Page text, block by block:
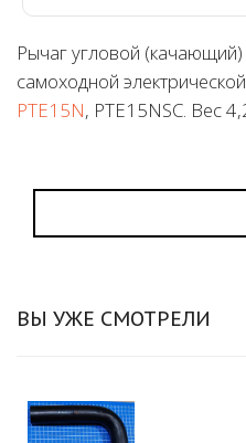
Рычаг угловой
самоходной
PTE15N, PTE15NSC. Вес
ВЫ УЖЕ СМОТРЕЛИ